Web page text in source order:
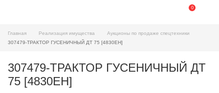
0
Главная Реализация имущества
Аукционы по продаже спецтехники
307479-ТРАКТОР ГУСЕНИЧНЫЙ ДТ 75 [4830ЕН]
307479-ТРАКТОР ГУСЕНИЧНЫЙ ДТ
75 [4830ЕН]